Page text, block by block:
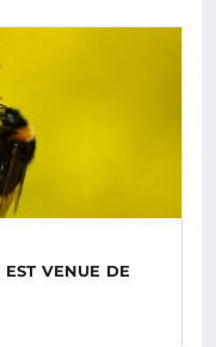
EST VENUE DE